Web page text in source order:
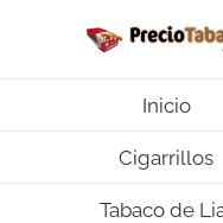
contenido
Inicio
Cigarrillos
Tabaco de